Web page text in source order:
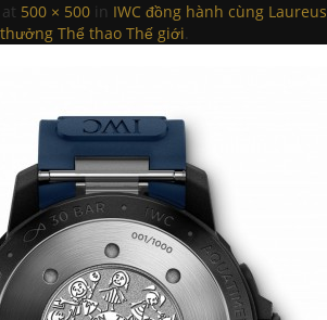
at 500 × 500 in IWC đồng hành cùng Laureus
Thể thao Thế giới.